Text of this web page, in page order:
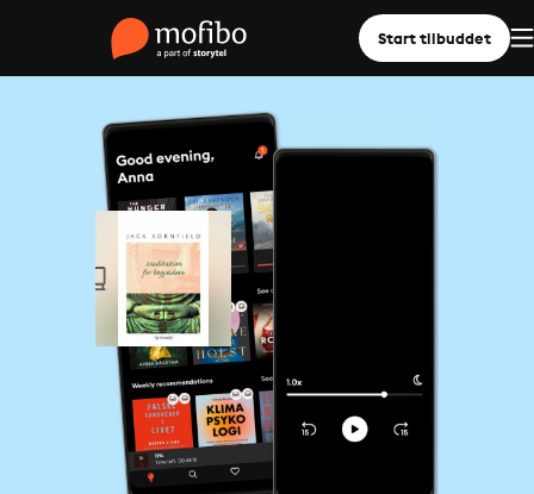
Start tilbuddet